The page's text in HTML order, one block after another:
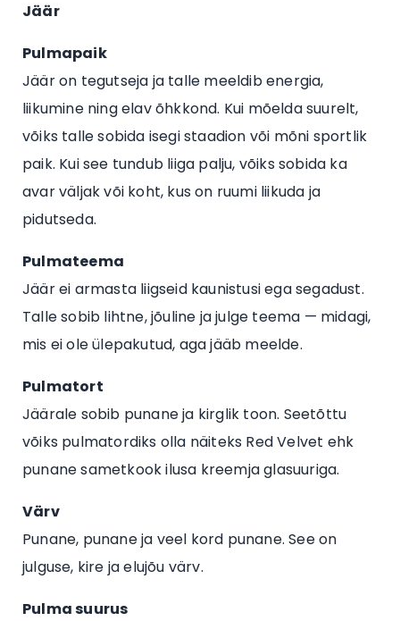
Jäär
Pulmapaik
Jäär on tegutseja ja talle meeldib energia,
liikumine ning elav õhkkond. Kui mõelda suurelt,
võiks talle sobida isegi staadion või mõni sportlik
paik. Kui see tundub liiga palju, võiks sobida ka
avar väljak või koht, kus on ruumi liikuda ja
pidutseda.
Pulmateema
Jäär ei armasta liigseid kaunistusi ega segadust.
Talle sobib lihtne, jõuline ja julge teema — midagi,
mis ei ole ülepakutud, aga jääb meelde.
Pulmatort
Jäärale sobib punane ja kirglik toon. Seetõttu
võiks pulmatordiks olla näiteks Red Velvet ehk
punane sametkook ilusa kreemja glasuuriga.
Värv
Punane, punane ja veel kord punane. See on
julguse, kire ja elujõu värv.
Pulma suurus